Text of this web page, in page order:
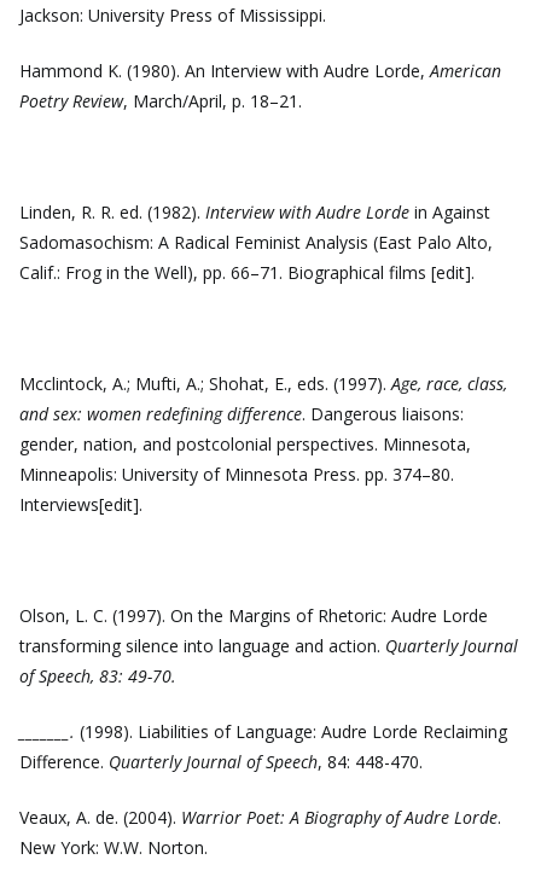
Jackson: University Press of Mississippi.
Hammond K. (1980). An Interview with Audre Lorde, American
Poetry Review, March/April, p. 18–21.
Linden, R. R. ed. (1982). Interview with Audre Lorde in Against
Sadomasochism: A Radical Feminist Analysis (East Palo Alto,
Calif.: Frog in the Well), pp. 66–71. Biographical films [edit].
Mcclintock, A.; Mufti, A.; Shohat, E., eds. (1997). Age, race, class,
and sex: women redefining difference. Dangerous liaisons:
gender, nation, and postcolonial perspectives. Minnesota,
Minneapolis: University of Minnesota Press. pp. 374–80.
Interviews[edit].
Olson, L. C. (1997). On the Margins of Rhetoric: Audre Lorde
transforming silence into language and action. Quarterly Journal
of Speech, 83: 49-70.
_______. (1998). Liabilities of Language: Audre Lorde Reclaiming
Difference. Quarterly Journal of Speech, 84: 448-470.
Veaux, A. de. (2004). Warrior Poet: A Biography of Audre Lorde.
New York: W.W. Norton.